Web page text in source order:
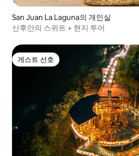
San Juan La Laguna의 개인실
산후안의 스위트 + 현지 투어
게스트 선호
게스트 선호